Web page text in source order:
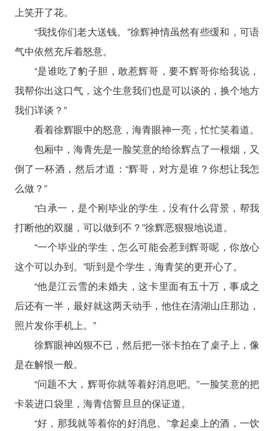
上笑开了花。
“我找你们老大送钱。”徐辉神情虽然有些缓和，可语
气中依然充斥着怒意。
“是谁吃了豹子胆，敢惹辉哥，要不辉哥你给我说，
我帮你出这口气，这个生意我们也是可以谈的，换个地方
我们详谈？”
看着徐辉眼中的怒意，海青眼神一亮，忙忙笑着道。
包厢中，海青先是一脸笑意的给徐辉点了一根烟，又
倒了一杯酒，然后才道：“辉哥，对方是谁？你想让我怎
么做？”
“白承一，是个刚毕业的学生，没有什么背景，帮我
打断他的双腿，可以做到不？”徐辉恶狠狠地说道。
“一个毕业的学生，怎么可能会惹到辉哥呢，你放心
这个可以办到。”听到是个学生，海青笑的更开心了。
“他是江云雪的未婚夫，这卡里面有五十万，事成之
后还有一半，最好就这两天动手，他住在清湖山庄那边，
照片发你手机上。”
徐辉眼神凶狠不已，然后把一张卡拍在了桌子上，像
是在解恨一般。
“问题不大，辉哥你就等着好消息吧。”一脸笑意的把
卡装进口袋里，海青信誓旦旦的保证道。
“好，那我就等着你的好消息。”拿起桌上的酒，一饮